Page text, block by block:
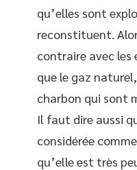
qu’elles sont
reconstituent.
contraire avec les
que le gaz
charbon qui sont
Il faut dire aussi
considérée
qu’elle est très